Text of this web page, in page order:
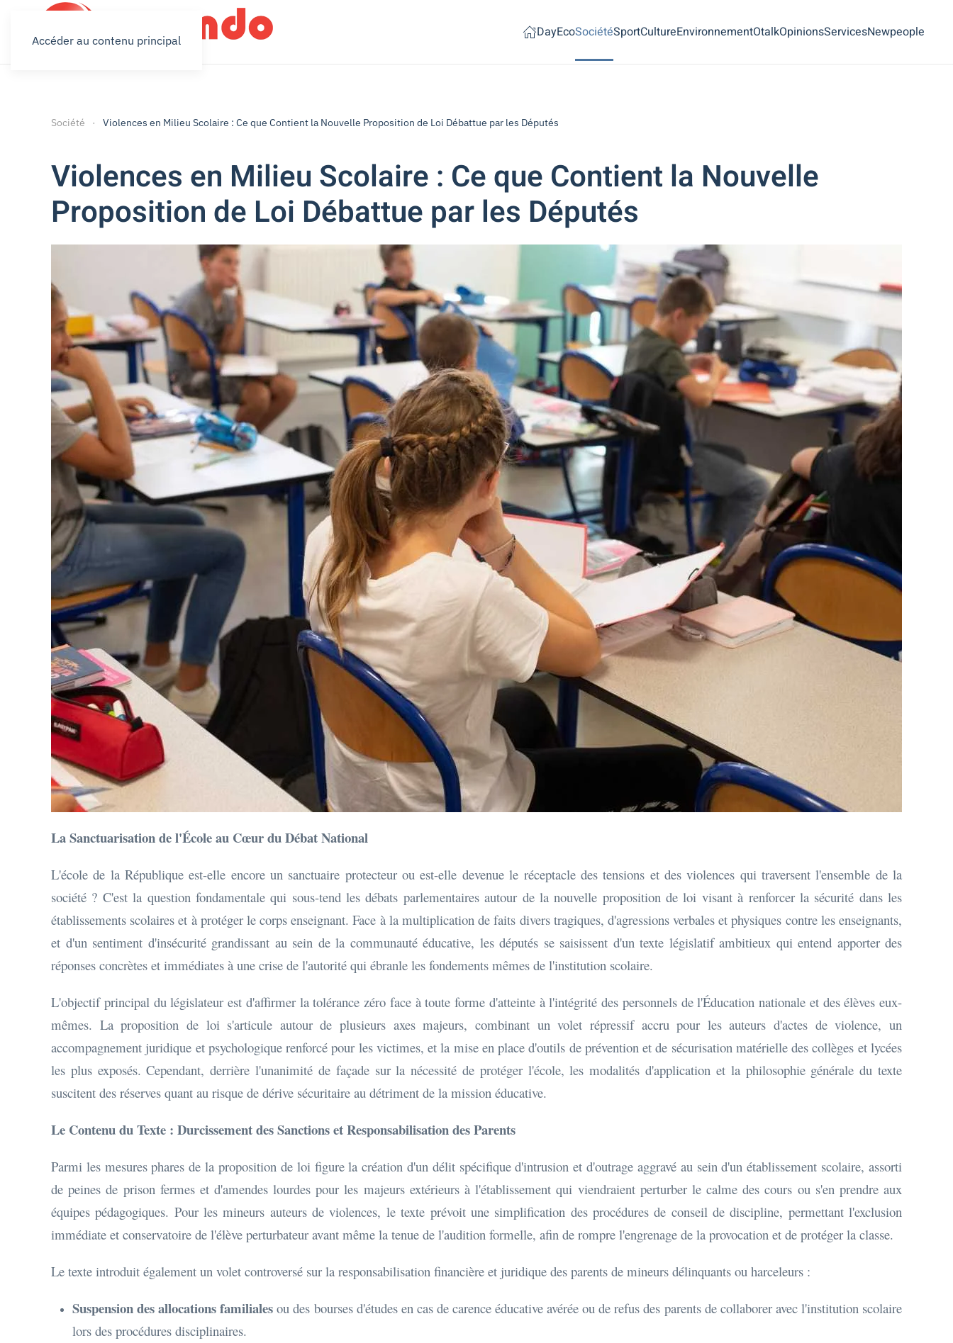
Accéder au contenu principal DayEcoSociétéSportCultureEnvironnementOtalkOpinionsServicesNewpeople
Société Violences en Milieu Scolaire : Ce que Contient la Nouvelle Proposition de Loi Débattue par les Députés
Violences en Milieu Scolaire : Ce que Contient la Nouvelle
Proposition de Loi Débattue par les Députés
La Sanctuarisation de l'École au Cœur du Débat National
L'école de la République est-elle encore un sanctuaire protecteur ou est-elle devenue le réceptacle des tensions et des violences qui traversent l'ensemble de la
société ? C'est la question fondamentale qui sous-tend les débats parlementaires autour de la nouvelle proposition de loi visant à renforcer la sécurité dans les
établissements scolaires et à protéger le corps enseignant. Face à la multiplication de faits divers tragiques, d'agressions verbales et physiques contre les enseignants,
et d'un sentiment d'insécurité grandissant au sein de la communauté éducative, les députés se saisissent d'un texte législatif ambitieux qui entend apporter des
réponses concrètes et immédiates à une crise de l'autorité qui ébranle les fondements mêmes de l'institution scolaire.
L'objectif principal du législateur est d'affirmer la tolérance zéro face à toute forme d'atteinte à l'intégrité des personnels de l'Éducation nationale et des élèves eux-
mêmes. La proposition de loi s'articule autour de plusieurs axes majeurs, combinant un volet répressif accru pour les auteurs d'actes de violence, un
accompagnement juridique et psychologique renforcé pour les victimes, et la mise en place d'outils de prévention et de sécurisation matérielle des collèges et lycées
les plus exposés. Cependant, derrière l'unanimité de façade sur la nécessité de protéger l'école, les modalités d'application et la philosophie générale du texte
suscitent des réserves quant au risque de dérive sécuritaire au détriment de la mission éducative.
Le Contenu du Texte : Durcissement des Sanctions et Responsabilisation des Parents
Parmi les mesures phares de la proposition de loi figure la création d'un délit spécifique d'intrusion et d'outrage aggravé au sein d'un établissement scolaire, assorti
de peines de prison fermes et d'amendes lourdes pour les majeurs extérieurs à l'établissement qui viendraient perturber le calme des cours ou s'en prendre aux
équipes pédagogiques. Pour les mineurs auteurs de violences, le texte prévoit une simplification des procédures de conseil de discipline, permettant l'exclusion
immédiate et conservatoire de l'élève perturbateur avant même la tenue de l'audition formelle, afin de rompre l'engrenage de la provocation et de protéger la classe.
Le texte introduit également un volet controversé sur la responsabilisation financière et juridique des parents de mineurs délinquants ou harceleurs :
Suspension des allocations familiales ou des bourses d'études en cas de carence éducative avérée ou de refus des parents de collaborer avec l'institution scolaire
lors des procédures disciplinaires.